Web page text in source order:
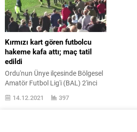
Kırmızı kart gören futbolcu
hakeme kafa attı; maç tatil
edildi
Ordu'nun Ünye ilçesinde Bölgesel
Amatör Futbol Lig'i (BAL) 2'inci
Spor ile Eynesil Belediyespor
14.12.2021 397